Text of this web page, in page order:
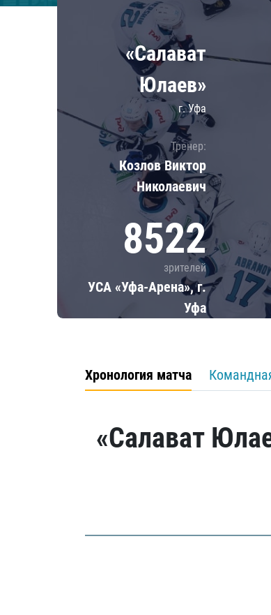
Локомотив
ЦСКА
«Салават
Юлаев»
г. Уфа
Тренер:
Козлов Виктор
Николаевич
8522
зрителей
УСА «Уфа-Арена», г.
Уфа
Хронология матча
«Салават